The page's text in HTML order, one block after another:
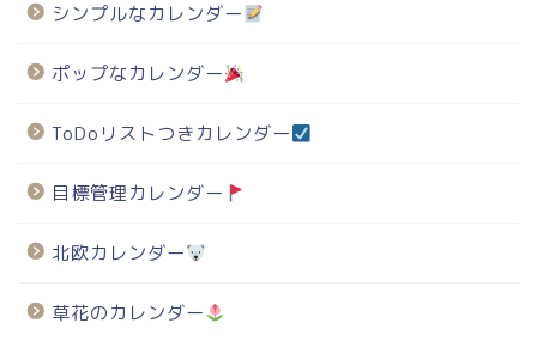
シンプルなカレンダー
ポップなカレンダー
ToDoリストつきカレンダー
目標管理カレンダー
北欧カレンダー
草花のカレンダー